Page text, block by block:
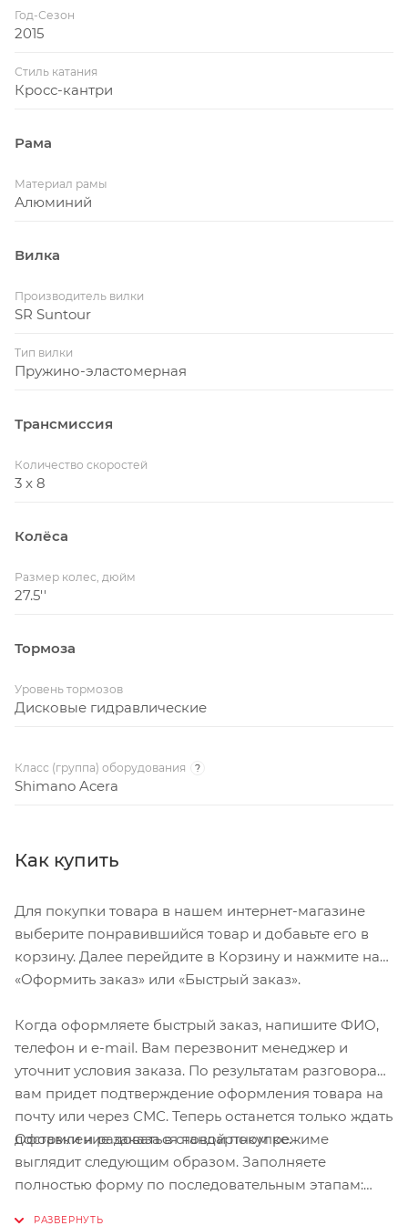
Год-Сезон
2015
Стиль катания
Кросс-кантри
Рама
Материал рамы
Алюминий
Вилка
Производитель вилки
SR Suntour
Тип вилки
Пружино-эластомерная
Трансмиссия
Количество скоростей
3 x 8
Колёса
Размер колес, дюйм
27.5''
Тормоза
Уровень тормозов
Дисковые гидравлические
Класс (группа) оборудования ?
Shimano Acera
Как купить
Для покупки товара в нашем интернет-магазине
выберите понравившийся товар и добавьте его в
корзину. Далее перейдите в Корзину и нажмите на
«Оформить заказ» или «Быстрый заказ».
Когда оформляете быстрый заказ, напишите ФИО,
телефон и e-mail. Вам перезвонит менеджер и
уточнит условия заказа. По результатам разговора
вам придет подтверждение оформления товара на
почту или через СМС. Теперь останется только ждать
доставки и радоваться новой покупке.
Оформление заказа в стандартном режиме
выглядит следующим образом. Заполняете
полностью форму по последовательным этапам: